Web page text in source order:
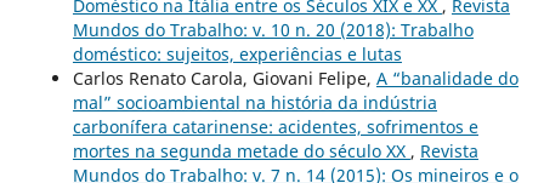
Doméstico na Itália entre os Séculos XIX e XX , Revista
Mundos do Trabalho: v. 10 n. 20 (2018): Trabalho
doméstico: sujeitos, experiências e lutas
Carlos Renato Carola, Giovani Felipe, A “banalidade do
mal” socioambiental na história da indústria
carbonífera catarinense: acidentes, sofrimentos e
mortes na segunda metade do século XX , Revista
Mundos do Trabalho: v. 7 n. 14 (2015): Os mineiros e o